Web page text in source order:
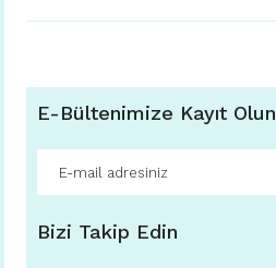
E-Bültenimize Kayıt Olun
Bizi Takip Edin